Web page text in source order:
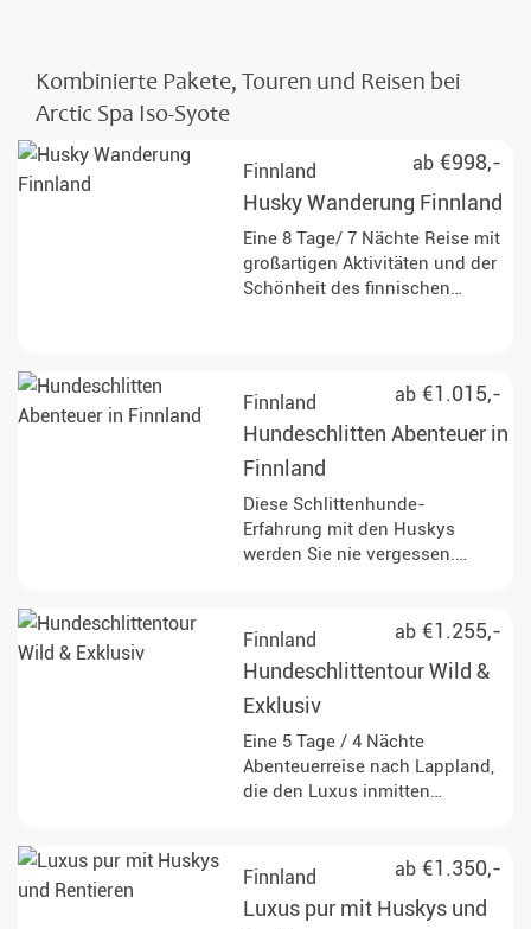
Kombinierte Pakete, Touren und Reisen bei
Arctic Spa Iso-Syote
ab €998,-
Finnland
Husky Wanderung Finnland
Eine 8 Tage/ 7 Nächte Reise mit
großartigen Aktivitäten und der
Schönheit des finnischen
ab €1.015,-
Finnland
Hundeschlitten Abenteuer in
Finnland
Diese Schlittenhunde-
Erfahrung mit den Huskys
werden Sie nie vergessen.
und entkommen Sie dem Alltag
in den schneebedeckten
Wäldern Finnlands.
ab €1.255,-
Finnland
Hundeschlittentour Wild &
Exklusiv
Eine 5 Tage / 4 Nächte
Abenteuerreise nach Lappland,
die den Luxus inmitten
ist für alle geeignet, die die
wilde Schönheit des hohen
Nordens kennenlernen wollen
ab €1.350,-
Finnland
Luxus pur mit Huskys und